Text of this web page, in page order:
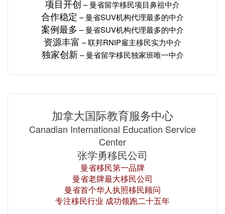
项目开创 – 曼省留学移民项目鼻祖中介
合作稳定 – 曼省SUV机构代理最多的中介
案例最多 – 曼省SUV机构代理最多的中介
资源丰富 – 联邦RNIP雇主移民实力中介
独家创新– 曼省留学移民独家班唯一中介
加拿大国际教育服务中心
Canadian International Education Service
Center
张学勇移民公司
曼省移民第一品牌
曼省老牌最大移民公司
曼省首个华人执照移民顾问
专注移民行业 成功领跑二十五年